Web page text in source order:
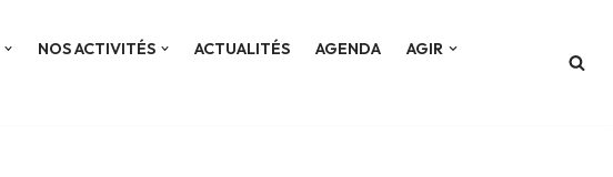
NOS ACTIVITÉS ACTUALITÉS AGENDA
AGIR